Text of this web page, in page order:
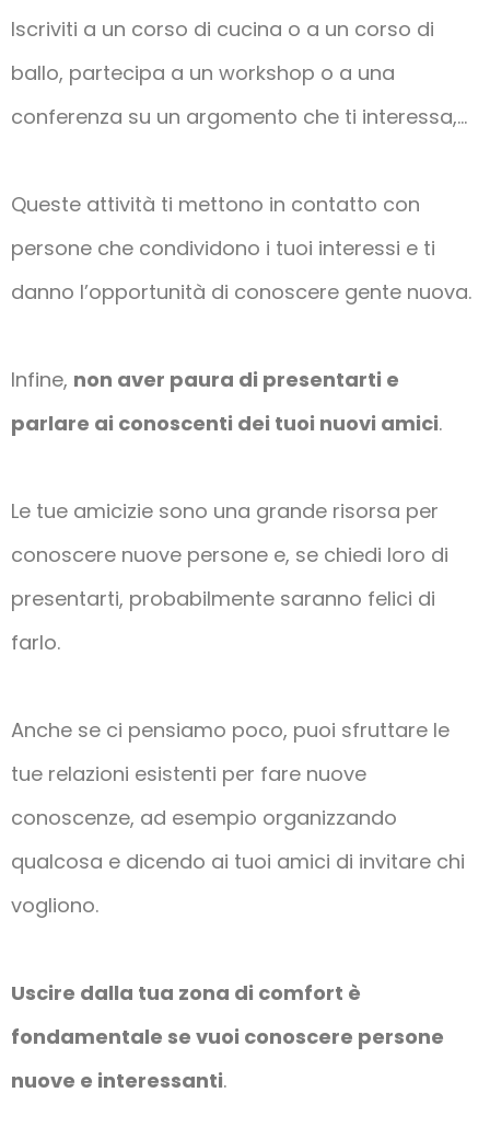
Iscriviti a un corso di cucina o a un corso di
ballo, partecipa a un workshop o a una
conferenza su un argomento che ti interessa,…
Queste attività ti mettono in contatto con
persone che condividono i tuoi interessi e ti
danno l’opportunità di conoscere gente nuova.
Infine, non aver paura di presentarti e
parlare ai conoscenti dei tuoi nuovi amici.
Le tue amicizie sono una grande risorsa per
conoscere nuove persone e, se chiedi loro di
presentarti, probabilmente saranno felici di
farlo.
Anche se ci pensiamo poco, puoi sfruttare le
tue relazioni esistenti per fare nuove
conoscenze, ad esempio organizzando
qualcosa e dicendo ai tuoi amici di invitare chi
vogliono.
Uscire dalla tua zona di comfort è
fondamentale se vuoi conoscere persone
nuove e interessanti.